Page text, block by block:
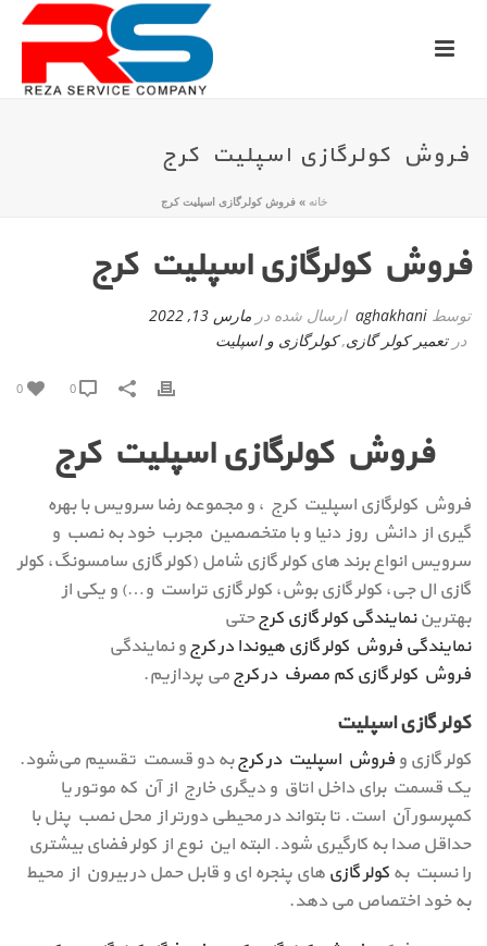
فروش کولرگازی اسپلیت کرج
خانه »فروش کولرگازی اسپلیت کرج
فروش کولرگازی اسپلیت کرج
توسط aghakhani ارسال شده در مارس 13, 2022
درتعمیر کولر گازی,کولرگازی و اسپلیت
0
فروش کولرگازی اسپلیت کرج
فروش کولرگازی اسپلیت کرج ، و مجموعه رضا سرویس با بهره
گیری از دانش روز دنیا و با متخصصین مجرب خود به نصب و
سرویس انواع برند های کولر گازی شامل (کولر گازی سامسونگ، کولر
گازی ال جی، کولر گازی بوش، کولر گازی تراست و…) و یکی از
بهتریننمایندگی کولر گازی کرجحتی
نمایندگی فروش کولر گازی هیوندا در کرجو نمایندگی
فروش کولر گازی کم مصرف در کرجمی پردازیم.
کولر گازی اسپلیت
کولر گازی و فروش اسپلیت در کرجبه دو قسمت تقسیم می‌شود.
یک قسمت برای داخل اتاق و دیگری خارج از آن که موتور یا
کمپرسور آن است. تا بتواند در محیطی دورتر از محل نصب پنل با
حداقل صدا به‌ کارگیری شود. البته این نوع از کولر فضای بیشتری
را نسبت به کولر گازی های پنجره ای و قابل حمل در بیرون از محیط
به خود اختصاص می‌ دهد.